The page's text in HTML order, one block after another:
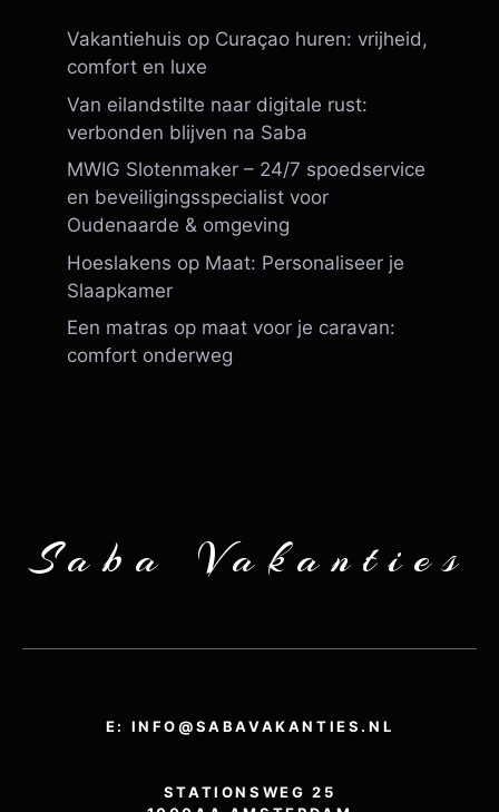
Vakantiehuis op Curaçao huren: vrijheid,
comfort en luxe
Van eilandstilte naar digitale rust:
verbonden blijven na Saba
MWIG Slotenmaker – 24/7 spoedservice
en beveiligingsspecialist voor
Oudenaarde & omgeving
Hoeslakens op Maat: Personaliseer je
Slaapkamer
Een matras op maat voor je caravan:
comfort onderweg
Saba Vakanties
E: INFO@SABAVAKANTIES.NL
STATIONSWEG 25